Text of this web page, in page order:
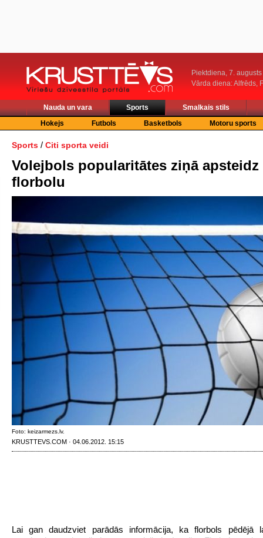
Piektdiena, 7. augusts
Vārda diena: Alfrēds,
Nauda un vara Sports
Smalkais stils
Hokejs
Futbols Basketbols Motoru sports
Sports / Citi sporta veidi
Volejbols popularitātes ziņā apsteidz
florbolu
Foto: keizarmezs.lv.
KRUSTTEVS.COM · 04.06.2012. 15:15
Lai gan daudzviet parādās informācija, ka florbols pēdējā